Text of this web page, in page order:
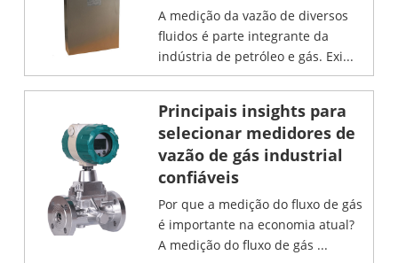
A medição da vazão de diversos
fluidos é parte integrante da
indústria de petróleo e gás. Exi...
Principais insights para
selecionar medidores de
vazão de gás industrial
confiáveis
Por que a medição do fluxo de gás
é importante na economia atual?
A medição do fluxo de gás ...